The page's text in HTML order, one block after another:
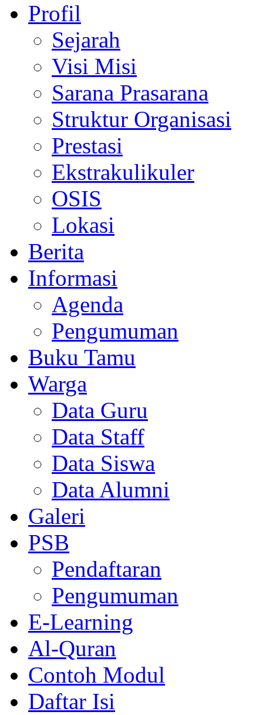
Profil
Sejarah
Visi Misi
Sarana Prasarana
Struktur Organisasi
Prestasi
Ekstrakulikuler
OSIS
Lokasi
Berita
Informasi
Agenda
Pengumuman
Buku Tamu
Warga
Data Guru
Data Staff
Data Siswa
Data Alumni
Galeri
PSB
Pendaftaran
Pengumuman
E-Learning
Al-Quran
Contoh Modul
Daftar Isi